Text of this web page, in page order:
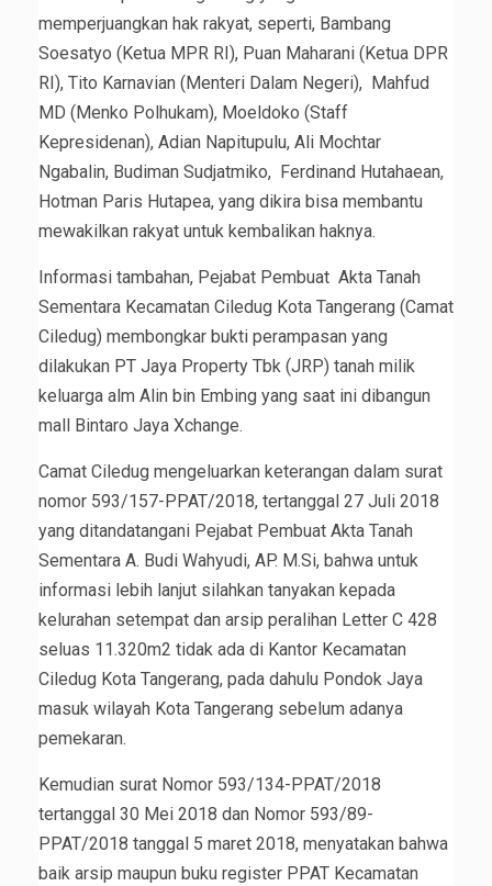
memperjuangkan hak rakyat, seperti, Bambang
Soesatyo (Ketua MPR RI), Puan Maharani (Ketua DPR
RI), Tito Karnavian (Menteri Dalam Negeri), Mahfud
MD (Menko Polhukam), Moeldoko (Staff
Kepresidenan), Adian Napitupulu, Ali Mochtar
Ngabalin, Budiman Sudjatmiko, Ferdinand Hutahaean,
Hotman Paris Hutapea, yang dikira bisa membantu
mewakilkan rakyat untuk kembalikan haknya.
Informasi tambahan, Pejabat Pembuat Akta Tanah
Sementara Kecamatan Ciledug Kota Tangerang (Camat
Ciledug) membongkar bukti perampasan yang
dilakukan PT Jaya Property Tbk (JRP) tanah milik
keluarga alm Alin bin Embing yang saat ini dibangun
mall Bintaro Jaya Xchange.
Camat Ciledug mengeluarkan keterangan dalam surat
nomor 593/157-PPAT/2018, tertanggal 27 Juli 2018
yang ditandatangani Pejabat Pembuat Akta Tanah
Sementara A. Budi Wahyudi, AP. M.Si, bahwa untuk
informasi lebih lanjut silahkan tanyakan kepada
kelurahan setempat dan arsip peralihan Letter C 428
seluas 11.320m2 tidak ada di Kantor Kecamatan
Ciledug Kota Tangerang, pada dahulu Pondok Jaya
masuk wilayah Kota Tangerang sebelum adanya
pemekaran.
Kemudian surat Nomor 593/134-PPAT/2018
tertanggal 30 Mei 2018 dan Nomor 593/89-
PPAT/2018 tanggal 5 maret 2018, menyatakan bahwa
baik arsip maupun buku register PPAT Kecamatan